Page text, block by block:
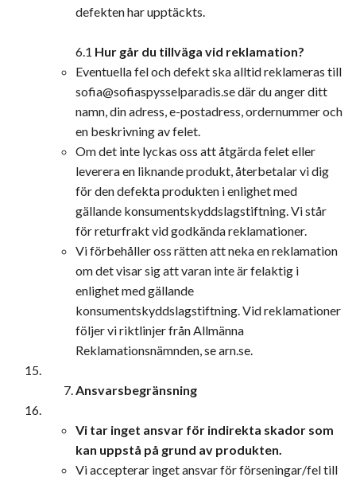
defekten har upptäckts.
6.1 Hur går du tillväga vid reklamation?
Eventuella fel och defekt ska alltid reklameras till
sofia@sofiaspysselparadis.sedär du anger ditt
namn, din adress, e-postadress, ordernummer och
en beskrivning av felet.
Om det inte lyckas oss att åtgärda felet eller
leverera en liknande produkt, återbetalar vi dig
för den defekta produkten i enlighet med
gällande konsumentskyddslagstiftning. Vi står
för returfrakt vid godkända reklamationer.
Vi förbehåller oss rätten att neka en reklamation
om det visar sig att varan inte är felaktig i
enlighet med gällande
konsumentskyddslagstiftning. Vid reklamationer
följer vi riktlinjer från Allmänna
Reklamationsnämnden, se arn.se.
Ansvarsbegränsning
Vi tar inget ansvar för indirekta skador som
kan uppstå på grund av produkten.
Vi accepterar inget ansvar för förseningar/fel till